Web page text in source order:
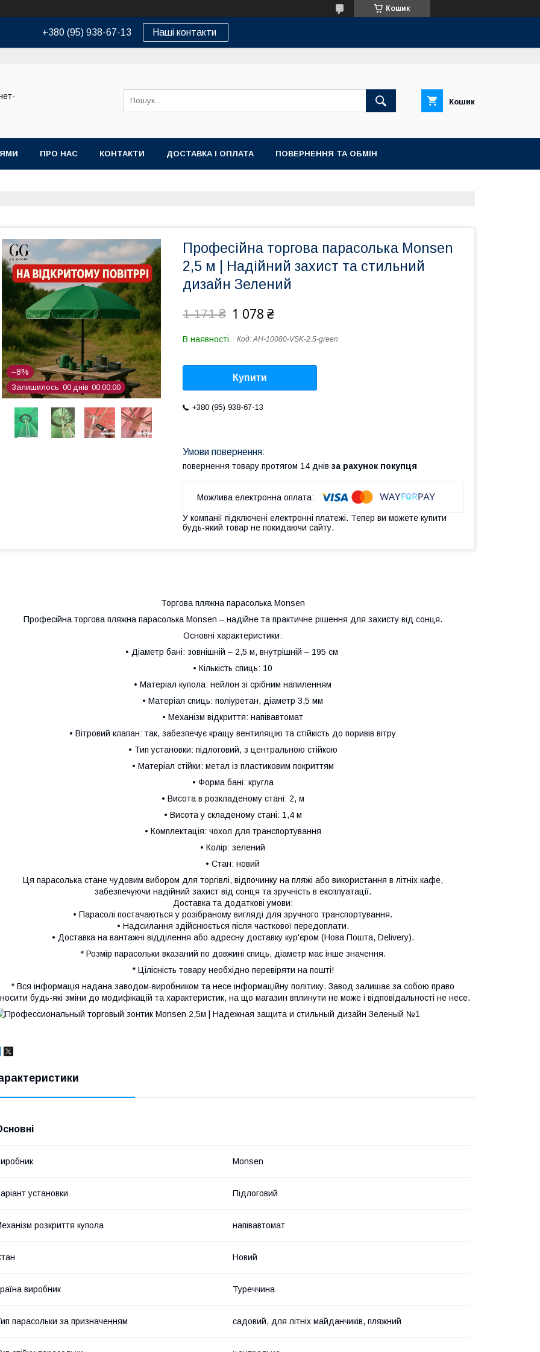
Кошик
+380 (95) 938-67-13 Наші контакти
Кошик
ПРО НАС КОНТАКТИ ДОСТАВКА І ОПЛАТА ПОВЕРНЕННЯ ТА ОБМІН
–8%
Залишилось 00 днів 00 00 00
Професійна торгова парасолька Monsen
2,5 м | Надійний захист та стильний
дизайн Зелений​​​​​​​
1 171 ₴ 1 078 ₴
В наявності Код:AH-10080-VSK-2.5-green
Купити
+380 (95) 938-67-13
повернення товару протягом 14 днів за рахунок покупця
У компанії підключені електронні платежі. Тепер ви можете купити
будь-який товар не покидаючи сайту.
Торгова пляжна парасолька Monsen
Професійна торгова пляжна парасолька Monsen – надійне та практичне рішення для захисту від сонця.
Основні характеристики:
• Діаметр бані: зовнішній – 2,5 м, внутрішній – 195 см
• Кількість спиць: 10
• Матеріал купола: нейлон зі срібним напиленням
• Матеріал спиць: поліуретан, діаметр 3,5 мм
• Механізм відкриття: напівавтомат
• Вітровий клапан: так, забезпечує кращу вентиляцію та стійкість до поривів вітру
• Тип установки: підлоговий, з центральною стійкою
• Матеріал стійки: метал із пластиковим покриттям
• Форма бані: кругла
• Висота в розкладеному стані: 2, м
• Висота у складеному стані: 1,4 м
• Комплектація: чохол для транспортування
• Колір: зелений
• Стан: новий
Ця парасолька стане чудовим вибором для торгівлі, відпочинку на пляжі або використання в літніх кафе,
забезпечуючи надійний захист від сонця та зручність в експлуатації.
Доставка та додаткові умови:
• Парасолі постачаються у розібраному вигляді для зручного транспортування.
• Надсилання здійснюється після часткової передоплати.
• Доставка на вантажні відділення або адресну доставку кур'єром (Нова Пошта, Delivery).
* Розмір парасольки вказаний по довжині спиць, діаметр має інше значення.
* Цілісність товару необхідно перевіряти на пошті!
* Вся інформація надана заводом-виробником та несе інформаційну політику. Завод залишає за собою право
будь-які зміни до модифікацій та характеристик, на що магазин вплинути не може і відповідальності не несе.
Monsen
установки Підлоговий
розкриття купола напівавтомат
Новий
виробник Туреччина
парасольки за призначенням садовий, для літніх майданчиків, пляжний